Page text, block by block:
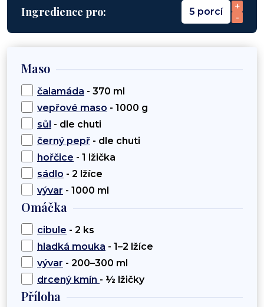
Ingredience pro: 5 porcí
+
-
Maso
čalamáda - 370 ml
vepřové maso - 1000 g
sůl - dle chuti
černý pepř - dle chuti
hořčice - 1 lžička
sádlo - 2 lžíce
vývar - 1000 ml
Omáčka
cibule - 2 ks
hladká mouka - 1–2 lžíce
vývar - 200–300 ml
drcený kmín - ½ lžičky
Příloha